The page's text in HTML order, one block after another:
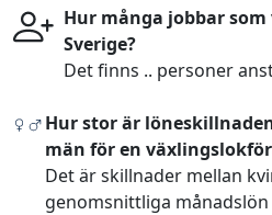
Hur många jobbar
Sverige?
Det finns .. personer
Hur stor är
män för en
Det är skillnader mellan
genomsnittliga